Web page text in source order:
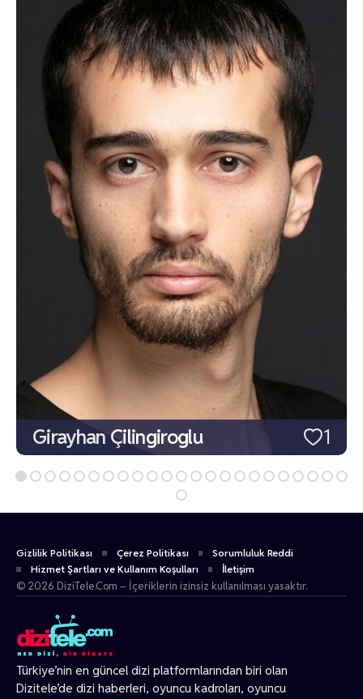
1
Girayhan Çilingiroglu
Türkiye’nin en güncel dizi platformlarından biri olan
Dizitele’de dizi haberleri, oyuncu kadroları, oyuncu
Gizlilik Politikası Çerez Politikası
Sorumluluk Reddi
Hizmet Şartları ve Kullanım Koşulları
İletişim
© 2026 DiziTele.Com – İçeriklerin izinsiz kullanılması yasaktır.